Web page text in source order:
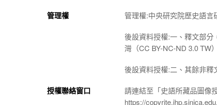
管理權 管理權:中央研究院歷史語言
後設資料授權:一、釋文部
灣（CC BY-NC-ND 3.0 TW
後設資料授權:二、其餘非釋
授權聯絡窗口
請連結至「史語所藏品圖像
https://